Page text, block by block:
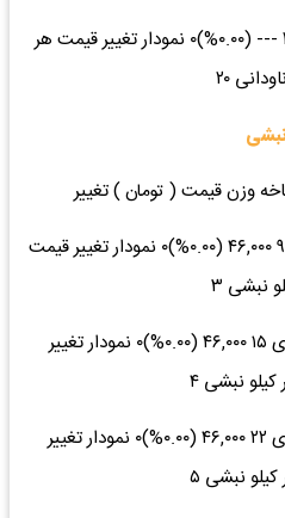
هر کیلو ناودانی ۲۰ ۱۲ متری ۲۳۰ --- (۰.۰۰%)۰ نمودار تغییر قیمت هر
۲۰
وزن قیمت ( تومان ) تغییر
هر کیلو نبشی ۳ ایرانی ۶ متری ۹ ۴۶,۰۰۰ (۰.۰۰%)۰ نمودار تغییر قیمت
نبشی ۳
هر کیلو نبشی ۴ ایرانی ۶ متری ۱۵ ۴۶,۰۰۰ (۰.۰۰%)۰ نمودار تغییر
نبشی ۴
هر کیلو نبشی ۵ ایرانی ۶ متری ۲۲ ۴۶,۰۰۰ (۰.۰۰%)۰ نمودار تغییر
نبشی ۵